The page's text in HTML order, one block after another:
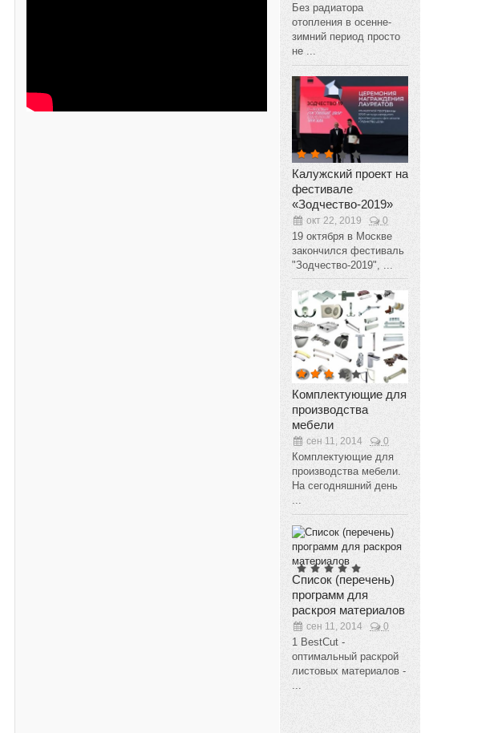
Без радиатора
отопления в осенне-
зимний период просто
не ...
Калужский проект на
фестивале
«Зодчество-2019»
окт 22, 2019 0
19 октября в Москве
закончился фестиваль
"Зодчество-2019", ...
Комплектующие для
производства
мебели
сен 11, 2014 0
Комплектующие для
производства мебели.
На сегодняшний день
...
Список (перечень)
программ для
раскроя материалов
сен 11, 2014 0
1 BestCut -
оптимальный раскрой
листовых материалов -
...